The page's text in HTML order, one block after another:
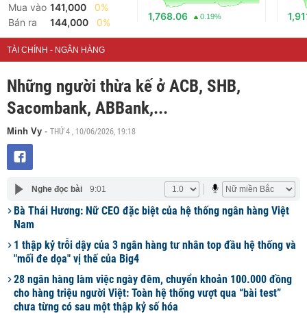
Mua vào 141,000
0%
Bán ra
144,000 0%
1,768.06 0.19%
TÀI CHÍNH - NGÂN HÀNG
Những người thừa kế ở ACB, SHB,
Sacombank, ABBank,...
Minh Vy - THỨ 4 , 10/06/2026, 19:18
Nghe đọc bài 9:01
Bà Thái Hương: Nữ CEO đặc biệt của hệ thống ngân hàng Việt
Nam
1 thập kỷ trỗi dậy của 3 ngân hàng tư nhân top đầu hệ thống và
"mối đe dọa" vị thế của Big4
28 ngân hàng làm việc ngày đêm, chuyển khoản 100.000 đồng
cho hàng triệu người Việt: Toàn hệ thống vượt qua “bài test”
chưa từng có sau một thập kỷ số hóa